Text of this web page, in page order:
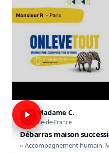
Madame C.
Île-de-France
Débarras maison
« Accompagnement humain.